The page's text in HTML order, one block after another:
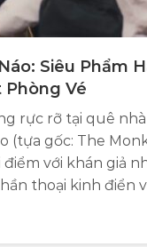
Siêu Phẩm
Phòng Vé
rực rỡ tại quê nhà
(tựa gốc: The
với khán giả
thoại kinh điển